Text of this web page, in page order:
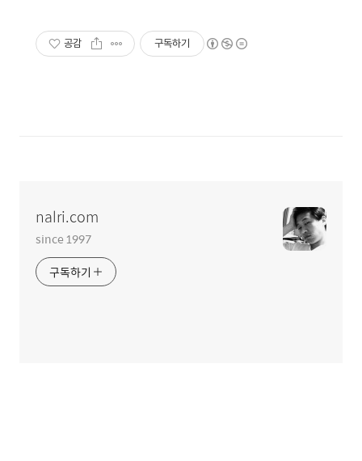
공감 구독하기
nalri.com
since 1997
구독하기